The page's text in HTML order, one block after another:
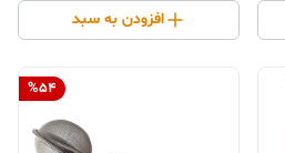
افزودن به سبد
%54